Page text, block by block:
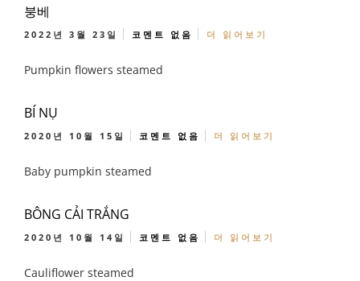
붕베
2022년 3월 23일 코멘트 없음 더 읽어보기
Pumpkin flowers steamed
BÍ NỤ
2020년 10월 15일 코멘트 없음 더 읽어보기
Baby pumpkin steamed
BÔNG CẢI TRẮNG
2020년 10월 14일 코멘트 없음 더 읽어보기
Cauliflower steamed